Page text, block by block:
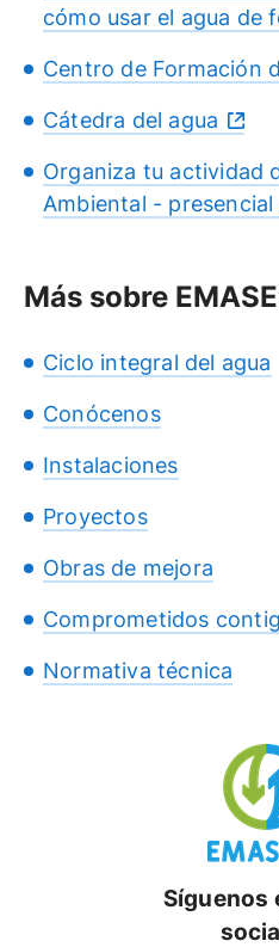
cómo usar el agua de
Centro de Formación
Cátedra del agua
Organiza tu actividad
Ambiental -
Más sobre
Ciclo integral del agua
Conócenos
Instalaciones
Proyectos
Obras de mejora
Comprometidos
Normativa técnica
Síguenos